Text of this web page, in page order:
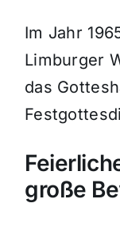
Im Jahr
Limburger
das
große